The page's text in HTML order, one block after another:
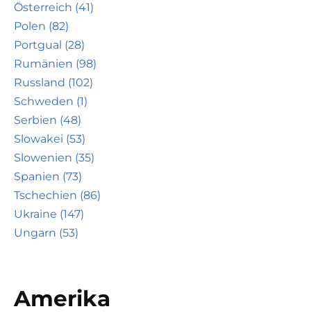
Österreich (41)
Polen (82)
Portgual (28)
Rumänien (98)
Russland (102)
Schweden (1)
Serbien (48)
Slowakei (53)
Slowenien (35)
Spanien (73)
Tschechien (86)
Ukraine (147)
Ungarn (53)
Amerika